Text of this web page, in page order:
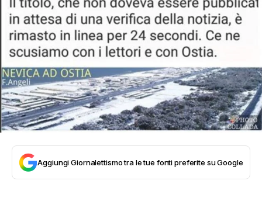
Aggiungi Giornalettismo tra le tue fonti preferite su Google